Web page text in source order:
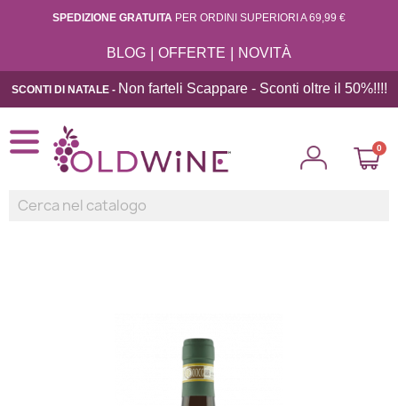
SPEDIZIONE GRATUITA PER ORDINI SUPERIORI A 69,99 €
BLOG | OFFERTE | NOVITÀ
SCONTI DI NATALE - Non farteli Scappare - Sconti oltre il 50%!!!!